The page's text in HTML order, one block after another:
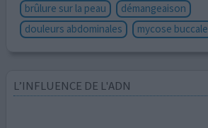
brûlure sur la peau
démangeaison
douleurs abdominales
mycose buccale
L’INFLUENCE DE L'ADN